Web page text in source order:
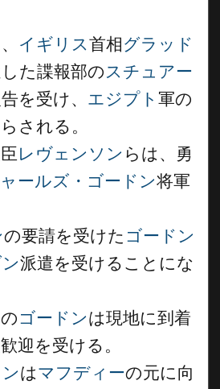
イギリス首相グラッド
た諜報部の スチュアー
を受け、 エジプト 軍の
される。
レヴェンソン らは、勇
ールズ・ゴードン将軍
の要請を受けた ゴードン
派遣を受けることにな
ゴードンは現地に到着
迎を受ける。
はマフディーの元に向